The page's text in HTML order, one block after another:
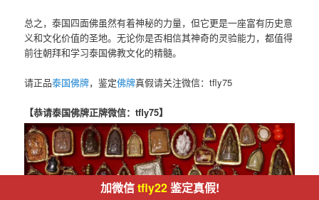
总之，泰国四面佛虽然有着神秘的力量，但它更是一座富有历史意
义和文化价值的圣地。无论你是否相信其神奇的灵验能力，都值得
前往朝拜和学习泰国佛教文化的精髓。
请正品泰国佛牌，鉴定佛牌真假请关注微信：tfly75
【恭请泰国佛牌正牌微信：tfly75】
加微信tfly22鉴定真假!